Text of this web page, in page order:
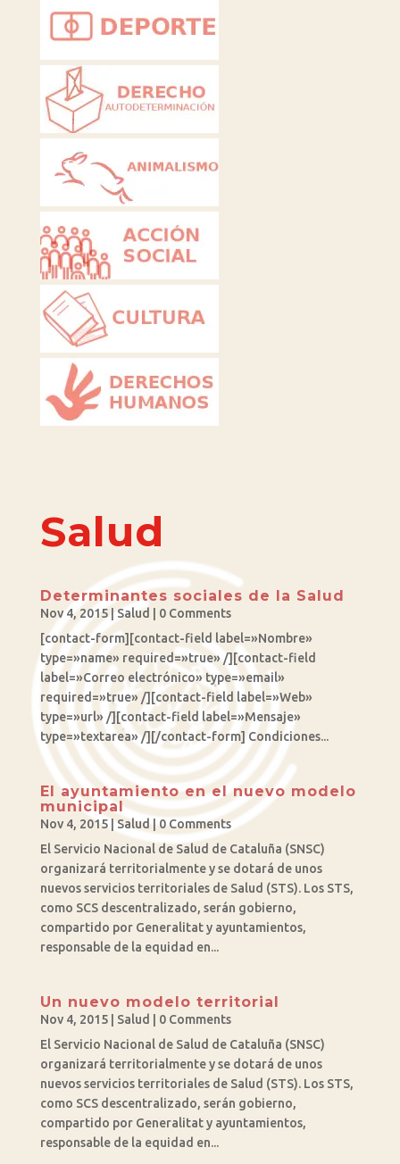
Salud
Determinantes sociales de la Salud
Nov 4, 2015|Salud
| 0 Comments
[contact-form][contact-field label=»Nombre»
type=»name» required=»true» /][contact-field
label=»Correo electrónico» type=»email»
required=»true» /][contact-field label=»Web»
type=»url» /][contact-field label=»Mensaje»
type=»textarea» /][/contact-form] Condiciones...
El ayuntamiento en el nuevo modelo
municipal
Nov 4, 2015|Salud| 0 Comments
El Servicio Nacional de Salud de Cataluña (SNSC)
organizará territorialmente y se dotará de unos
nuevos servicios territoriales de Salud (STS). Los STS,
como SCS descentralizado, serán gobierno,
compartido por Generalitat y ayuntamientos,
responsable de la equidad en...
Un nuevo modelo territorial
Nov 4, 2015| Salud
| 0 Comments
El Servicio Nacional de Salud de Cataluña (SNSC)
organizará territorialmente y se dotará de unos
nuevos servicios territoriales de Salud (STS). Los STS,
como SCS descentralizado, serán gobierno,
compartido por Generalitat y ayuntamientos,
responsable de la equidad en...